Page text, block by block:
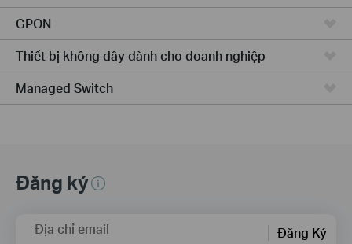
GPON
Thiết bị không dây dành cho doanh nghiệp
Managed Switch
Đăng ký
Địa chỉ email Đăng Ký